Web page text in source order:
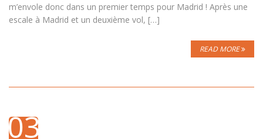
m’envole donc dans un premier temps pour Madrid ! Après une
escale à Madrid et un deuxième vol, […]
READ MORE
03